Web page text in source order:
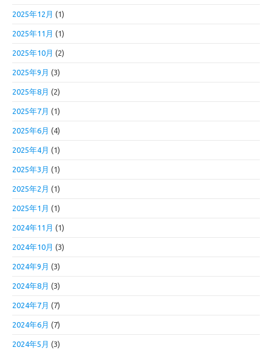
2025年12月 (1)
2025年11月 (1)
2025年10月 (2)
2025年9月 (3)
2025年8月 (2)
2025年7月 (1)
2025年6月 (4)
2025年4月 (1)
2025年3月 (1)
2025年2月 (1)
2025年1月 (1)
2024年11月 (1)
2024年10月 (3)
2024年9月 (3)
2024年8月 (3)
2024年7月 (7)
2024年6月 (7)
2024年5月 (3)